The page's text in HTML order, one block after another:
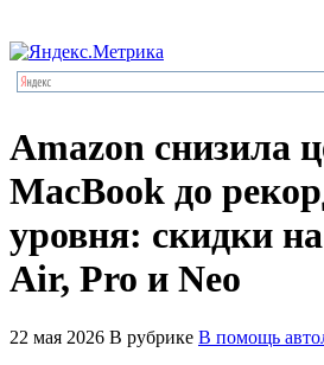
Amazon снизила
MacBook до
уровня: скидки
Air, Pro и Neo
22 мая 2026 В рубрике В помощь